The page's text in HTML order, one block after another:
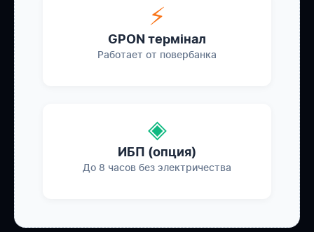
⚡
GPON термінал
Работает от повербанка
◈
ИБП (опция)
До 8 часов без электричества